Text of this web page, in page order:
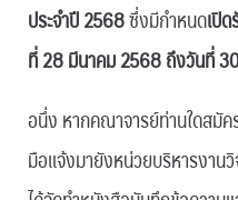
ประจำปี 2568ซึ่งมีกำหนดเปิ
ที่ 28 มีนาคม 2568 ถึงวันที่
อนึ่ง หากคณาจารย์ท่านใดสมัค
มือแจ้งมายังหน่วยบริหารงาน